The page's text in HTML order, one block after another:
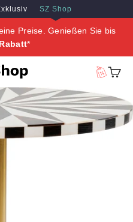
SZ Shop
Preise. Genießen Sie bis
*